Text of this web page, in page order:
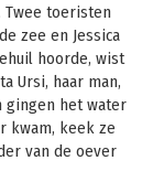
toeristen
zee en Jessica
hoorde, wist
Ursi, haar man,
gingen het water
kwam, keek ze
van de oever